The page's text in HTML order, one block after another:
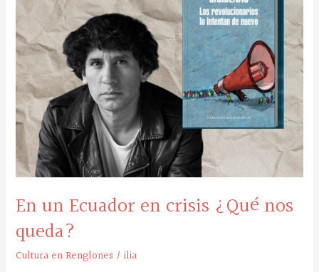
En un Ecuador en crisis ¿Qué nos
queda?
Cultura en Renglones /ilia
crisis
¿Qué
nos
queda?